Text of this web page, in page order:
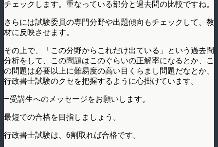
チェックします。重なっている部分と過去問の比較ですね。
さらには試験委員の専門分野や出題傾向もチェックして、教
材に反映させます。
その上で、「この分野からこれだけ出ている」という過去問
分析をして、この問題はこのぐらいの正解率になるとか、こ
の問題は必要以上に難易度の高い目くらまし問題だなとか、
行政書士試験のクセを把握するように心掛けています。
—受講生へのメッセージをお願いします。
最短での合格を目指しましょう。
行政書士試験は、6割取れば合格です。